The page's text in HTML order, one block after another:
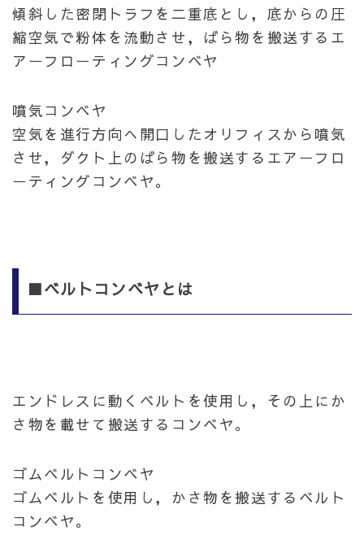
傾斜した密閉トラフを二重底とし，底からの圧
縮空気で粉体を流動させ，ばら物を搬送するエ
アーフローティングコンベヤ
噴気コンベヤ
空気を進行方向へ開口したオリフィスから噴気
させ，ダクト上のばら物を搬送するエアーフロ
ーティングコンベヤ。
■ベルトコンベヤとは
エンドレスに動くベルトを使用し，その上にか
さ物を載せて搬送するコンベヤ。
ゴムベルトコンベヤ
ゴムベルトを使用し，かさ物を搬送するベルト
コンベヤ。